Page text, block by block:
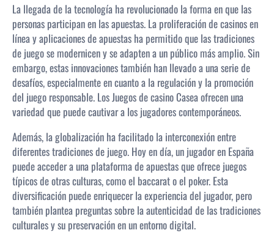
La llegada de la tecnología ha revolucionado la forma en que las
personas participan en las apuestas. La proliferación de casinos en
línea y aplicaciones de apuestas ha permitido que las tradiciones
de juego se modernicen y se adapten a un público más amplio. Sin
embargo, estas innovaciones también han llevado a una serie de
desafíos, especialmente en cuanto a la regulación y la promoción
del juego responsable. Los Juegos de casino Casea ofrecen una
variedad que puede cautivar a los jugadores contemporáneos.
Además, la globalización ha facilitado la interconexión entre
diferentes tradiciones de juego. Hoy en día, un jugador en España
puede acceder a una plataforma de apuestas que ofrece juegos
típicos de otras culturas, como el baccarat o el poker. Esta
diversificación puede enriquecer la experiencia del jugador, pero
también plantea preguntas sobre la autenticidad de las tradiciones
culturales y su preservación en un entorno digital.